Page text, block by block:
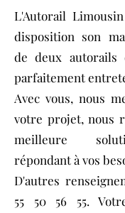
L'Autorail
disposition son
de deux autorails
parfaitement
Avec vous, nous
votre projet, nous
meilleure
répondant à vos
D'autres
55 50 56 55.